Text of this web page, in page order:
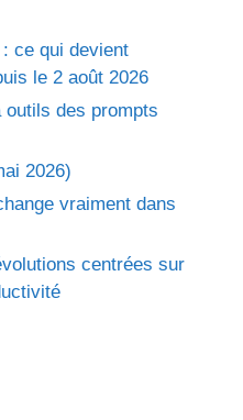
ce qui devient
le 2 août 2026
des prompts
2026)
vraiment dans
centrées sur